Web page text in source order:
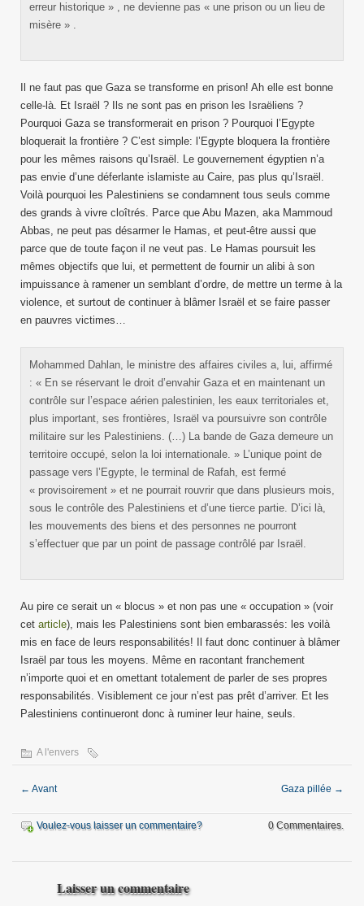
erreur historique » , ne devienne pas « une prison ou un lieu de
misère » .
Il ne faut pas que Gaza se transforme en prison! Ah elle est bonne
celle-là. Et Israël ? Ils ne sont pas en prison les Israëliens ?
Pourquoi Gaza se transformerait en prison ? Pourquoi l’Egypte
bloquerait la frontière ? C’est simple: l’Egypte bloquera la frontière
pour les mêmes raisons qu’Israël. Le gouvernement égyptien n’a
pas envie d’une déferlante islamiste au Caire, pas plus qu’Israël.
Voilà pourquoi les Palestiniens se condamnent tous seuls comme
des grands à vivre cloîtrés. Parce que Abu Mazen, aka Mammoud
Abbas, ne peut pas désarmer le Hamas, et peut-être aussi que
parce que de toute façon il ne veut pas. Le Hamas poursuit les
mêmes objectifs que lui, et permettent de fournir un alibi à son
impuissance à ramener un semblant d’ordre, de mettre un terme à la
violence, et surtout de continuer à blâmer Israël et se faire passer
en pauvres victimes…
Mohammed Dahlan, le ministre des affaires civiles a, lui, affirmé
: « En se réservant le droit d’envahir Gaza et en maintenant un
contrôle sur l’espace aérien palestinien, les eaux territoriales et,
plus important, ses frontières, Israël va poursuivre son contrôle
militaire sur les Palestiniens. (…) La bande de Gaza demeure un
territoire occupé, selon la loi internationale. » L’unique point de
passage vers l’Egypte, le terminal de Rafah, est fermé
« provisoirement » et ne pourrait rouvrir que dans plusieurs mois,
sous le contrôle des Palestiniens et d’une tierce partie. D’ici là,
les mouvements des biens et des personnes ne pourront
s’effectuer que par un point de passage contrôlé par Israël.
Au pire ce serait un « blocus » et non pas une « occupation » (voir
cet article), mais les Palestiniens sont bien embarassés: les voilà
mis en face de leurs responsabilités! Il faut donc continuer à blâmer
Israël par tous les moyens. Même en racontant franchement
n’importe quoi et en omettant totalement de parler de ses propres
responsabilités. Visiblement ce jour n’est pas prêt d’arriver. Et les
Palestiniens continueront donc à ruminer leur haine, seuls.
A l'envers
← Avant Gaza pillée →
Voulez-vous laisser un commentaire? 0 Commentaires.
Laisser un commentaire